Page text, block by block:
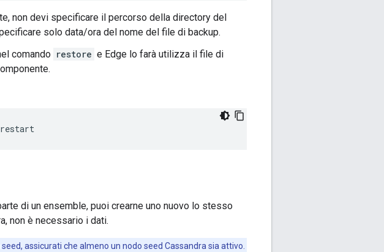
non devi specificare il percorso della directory del
solo data/ora del nome del file di backup.
comando restore e Edge lo farà utilizza il file di
di un ensemble, puoi crearne uno nuovo lo stesso
non è necessario i dati.
assicurati che almeno un nodo seed Cassandra sia attivo.